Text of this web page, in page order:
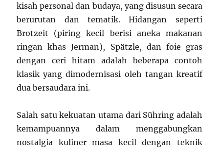
kisah personal dan budaya, yang disusun secara
berurutan dan tematik. Hidangan seperti
Brotzeit (piring kecil berisi aneka makanan
ringan khas Jerman), Spätzle, dan foie gras
dengan ceri hitam adalah beberapa contoh
klasik yang dimodernisasi oleh tangan kreatif
dua bersaudara ini.
Salah satu kekuatan utama dari Sühring adalah
kemampuannya dalam menggabungkan
nostalgia kuliner masa kecil dengan teknik